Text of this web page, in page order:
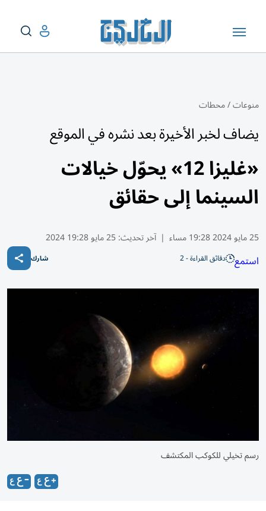
منوعات/محطات
يضاف لخبر الأخيرة بعد نشره في الموقع
«غليزا 12» يحوّل خيالات
السينما إلى حقائق
25 مايو 2024 19:28 مساء | آخر تحديث:25 مايو 19:28 2024
استمع دقائق القراءة - 2 شارك
رسم تخيلي للكوكب المكتشف